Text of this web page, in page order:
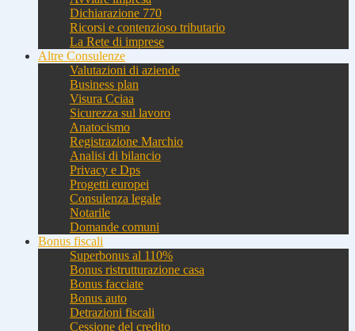
Dichiarazione 770
Ricorsi e contenzioso tributario
La Rete di imprese
Altre Consulenze
Valutazioni di aziende
Business plan
Visura Cciaa
Sicurezza sul lavoro
Anatocismo
Registrazione Marchio
Analisi di bilancio
Privacy e Dps
Progetti europei
Consulenza legale
Notarile
Domande comuni
Bonus fiscali
Superbonus al 110%
Bonus ristrutturazione casa
Bonus facciate
Bonus auto
Detrazioni fiscali
Cessione del credito